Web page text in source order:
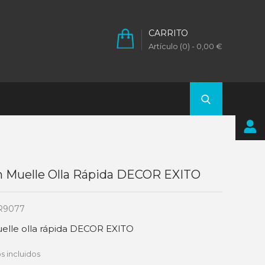
CARRITO
Artículo (0) - 0,00 €
Muelle Olla Rápida DECOR EXITO
olla rápida DECOR EXITO
incluidos